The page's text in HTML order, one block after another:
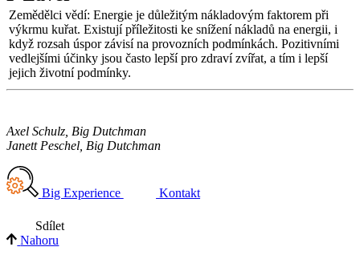
Zemědělci vědí: Energie je důležitým nákladovým faktorem při
výkrmu kuřat. Existují příležitosti ke snížení nákladů na energii, i
když rozsah úspor závisí na provozních podmínkách. Pozitivními
vedlejšími účinky jsou často lepší pro zdraví zvířat, a tím i lepší
jejich životní podmínky.
Axel Schulz, Big Dutchman
Janett Peschel, Big Dutchman
Big Experience Kontakt
Sdílet
Nahoru